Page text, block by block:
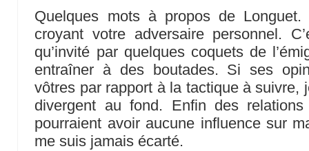
Quelques mots à propos de
croyant votre adversaire personnel.
qu’invité par quelques coquets de
entraîner à des boutades. Si ses
vôtres par rapport à la tactique à suivre,
divergent au fond. Enfin des
pourraient avoir aucune influence sur
me suis jamais écarté.